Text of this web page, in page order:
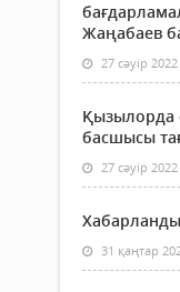
Жаңабаев
27 сәуір
Қызылорда
басшысы
27 сәуір
31 қаңтар